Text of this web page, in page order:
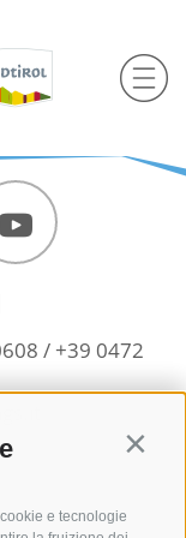
e tecnologie
/ +39 0472